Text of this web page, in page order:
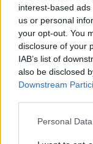
interest-based
us or personal
your opt-out. You
disclosure of your
IAB’s list of
also be disclosed
Downstream
Personal